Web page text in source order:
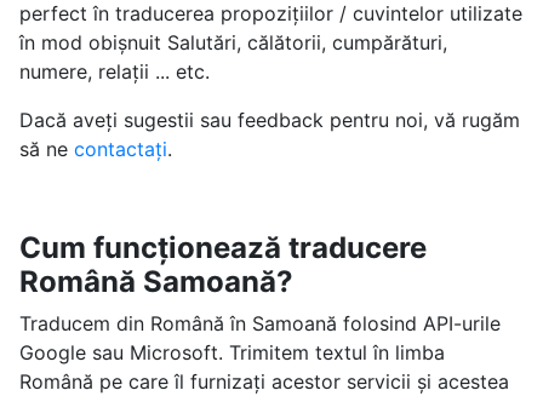
perfect în traducerea propozițiilor / cuvintelor utilizate
în mod obișnuit Salutări, călătorii, cumpărături,
numere, relații ... etc.
Dacă aveți sugestii sau feedback pentru noi, vă rugăm
să ne contactați.
Cum funcționează traducere
Română Samoană?
Traducem din Română în Samoană folosind API-urile
Google sau Microsoft. Trimitem textul în limba
Română pe care îl furnizați acestor servicii și acestea